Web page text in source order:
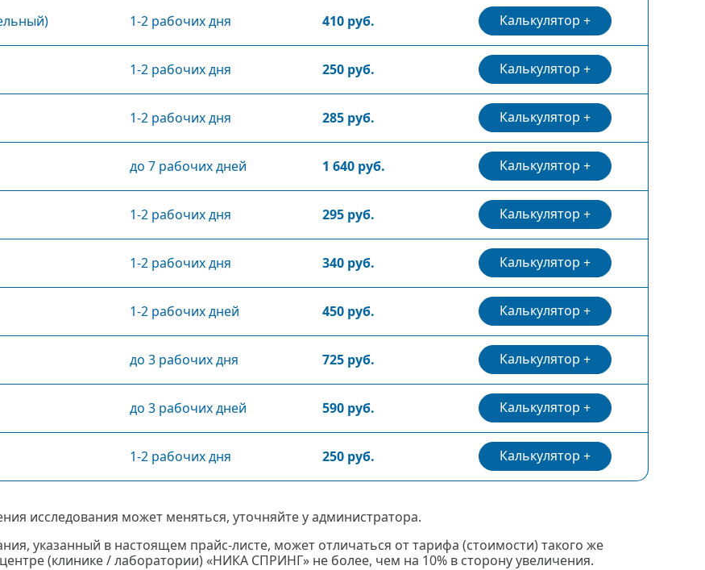
1-2 рабочих дня 410 руб. Калькулятор
1-2 рабочих дня 250 руб. Калькулятор
1-2 рабочих дня 285 руб. Калькулятор
до 7 рабочих дней 1 640 руб. Калькулятор
1-2 рабочих дня 295 руб. Калькулятор
1-2 рабочих дня 340 руб. Калькулятор
1-2 рабочих дней 450 руб. Калькулятор
до 3 рабочих дня 725 руб. Калькулятор
до 3 рабочих дней 590 руб. Калькулятор
1-2 рабочих дня 250 руб. Калькулятор
исследования может меняться, уточняйте у администратора.
указанный в настоящем прайс-листе, может отличаться от тарифа (стоимости) такого же
(клинике / лаборатории) «НИКА СПРИНГ» не более, чем на 10% в сторону увеличения.